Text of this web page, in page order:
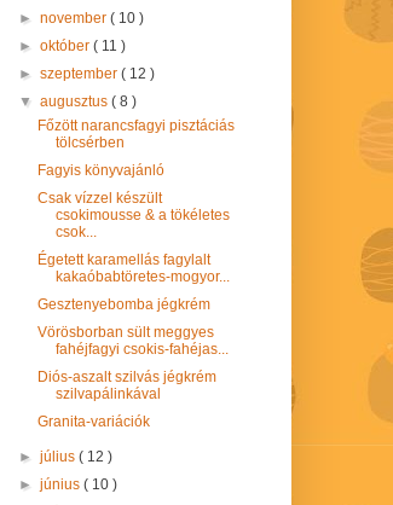
►november( 10 )
►október( 11 )
►szeptember( 12 )
▼augusztus( 8 )
Főzött narancsfagyi pisztáciás
tölcsérben
Fagyis könyvajánló
Csak vízzel készült
csokimousse & a tökéletes
csok...
Égetett karamellás fagylalt
kakaóbabtöretes-mogyor...
Gesztenyebomba jégkrém
Vörösborban sült meggyes
fahéjfagyi csokis-fahéjas...
Diós-aszalt szilvás jégkrém
szilvapálinkával
Granita-variációk
►július( 12 )
►június( 10 )